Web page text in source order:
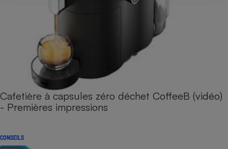
Cafetière à capsules zéro déchet CoffeeB (vidéo)
- Premières impressions
CONSEILS